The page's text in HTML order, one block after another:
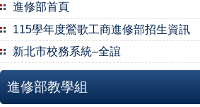
進修部首頁
115學年度鶯歌工商進修部招生資訊
新北市校務系統–全誼
進修部教學組